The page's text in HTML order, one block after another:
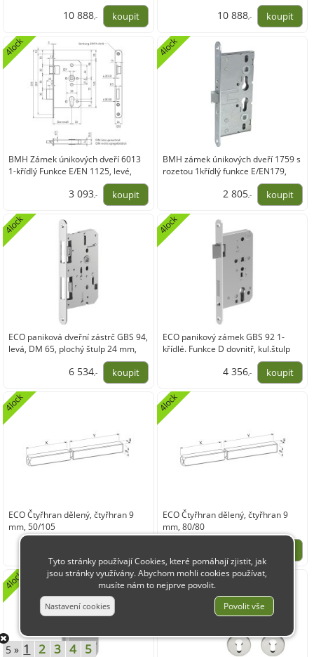
10 888,- 10 888,-
BMH Zámek únikových dveří 6013
1-křídlý Funkce E/EN 1125, levé,
4lock
3 093,-
BMH zámek únikových dveří 1759 s
rozetou 1křídlý funkce E/EN179,
4lock
2 805,-
ECO paniková dveřní zástrč GBS 94,
levá, DM 65, plochý štulp 24 mm,
4lock
6 534,-
ECO panikový zámek GBS 92 1-
křídlé. Funkce D dovnitř, kul.štulp
4lock
4 356,-
ECO Čtyřhran dělený, čtyřhran 9
mm, 50/105
4lock
240,00
ECO Čtyřhran dělený, čtyřhran 9
mm, 80/80
4lock
240,00
4lock 4lock
5 » 1 2 3 4 5
Tyto stránky používají Cookies, které pomáhají zjistit, jak
jsou stránky využívány. Abychom mohli cookies používat,
musíte nám to nejprve povolit.